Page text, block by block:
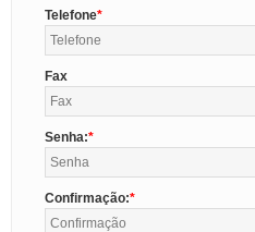
Telefone
Fax
Senha:
Confirmação: